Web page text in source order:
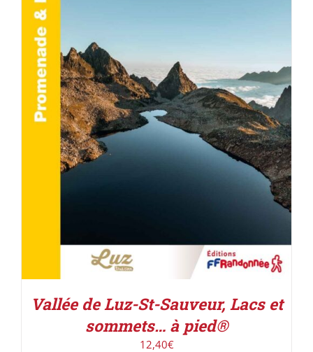
ACHETER LE PRODUIT /
Vallée de Luz-St-Sauveur, Lacs et
sommets… à pied®
12,40€